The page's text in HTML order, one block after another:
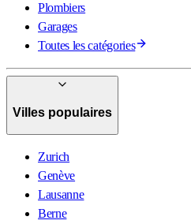
Plombiers
Garages
Toutes les catégories
Villes populaires
Zurich
Genève
Lausanne
Berne